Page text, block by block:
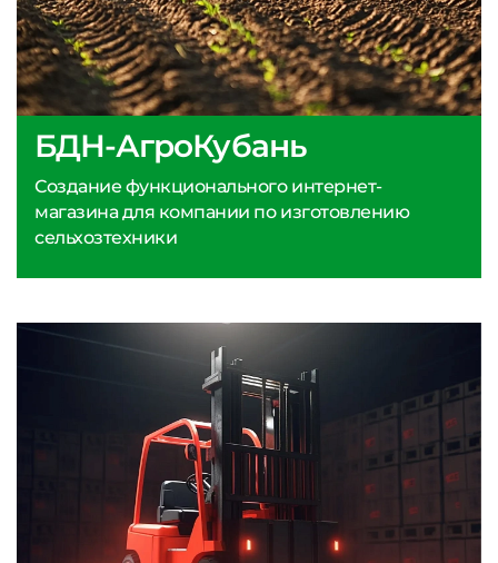
БДН-АгроКубань
Создание функционального интернет-
магазина для компании по изготовлению
сельхозтехники